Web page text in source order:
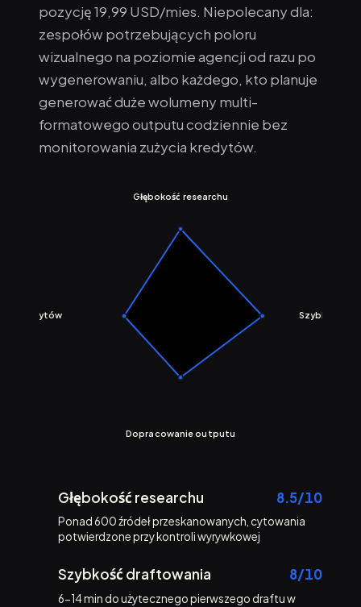
pozycję 19,99 USD/mies. Niepolecany dla:
zespołów potrzebujących poloru
wizualnego na poziomie agencji od razu po
wygenerowaniu, albo każdego, kto planuje
generować duże wolumeny multi-
formatowego outputu codziennie bez
monitorowania zużycia kredytów.
Głębokość researchu
Szybkość
Dopracowanie outputu
kredytów
Głębokość researchu 8.5/10
Ponad 600 źródeł przeskanowanych, cytowania
potwierdzone przy kontroli wyrywkowej
Szybkość draftowania 8/10
6-14 min do użytecznego pierwszego draftu w